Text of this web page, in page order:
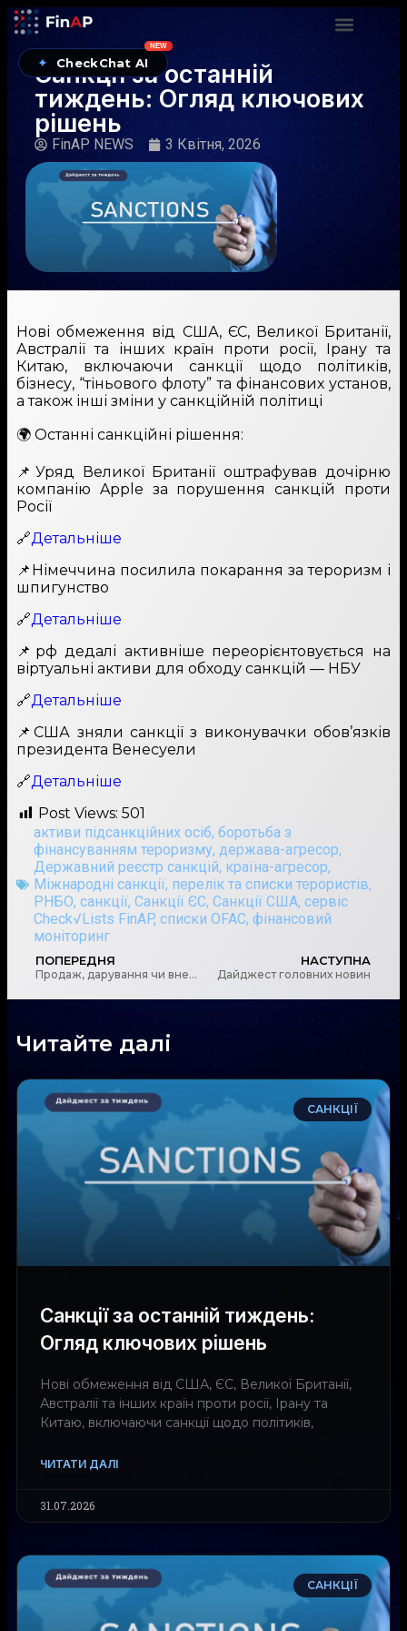
✦ CheckChat AI
NEW
Санкції за останній
тиждень: Огляд ключових
рішень
FinAP NEWS 3 Квітня, 2026
Нові обмеження від США, ЄС, Великої Британії,
Австралії та інших країн проти росії, Ірану та
Китаю, включаючи санкції щодо політиків,
бізнесу, “тіньового флоту” та фінансових установ,
а також інші зміни у санкційній політиці
🌍 Останні санкційні рішення:
📌Уряд Великої Британії оштрафував дочірню
компанію Apple за порушення санкцій проти
Росії
🔗Детальніше
📌Німеччина посилила покарання за тероризм і
шпигунство
🔗Детальніше
📌рф дедалі активніше переорієнтовується на
віртуальні активи для обходу санкцій — НБУ
🔗Детальніше
📌США зняли санкції з виконувачки обов’язків
президента Венесуели
🔗Детальніше
Post Views: 501
активи підсанкційних осіб, боротьба з
фінансуванням тероризму, держава-агресор,
Державний реєстр санкцій, країна-агресор,
Міжнародні санкції, перелік та списки терористів,
РНБО, санкції, Санкції ЄС, Санкції США, сервіс
Check√Lists FinAP, списки OFAC, фінансовий
моніторинг
ПОПЕРЕДНЯ
Продаж, дарування чи внесок у статутний капітал: коли співвласники не мають переважного права на частку
НАСТУПНА
Дайджест головних новин
Читайте далі
САНКЦІЇ
Санкції за останній тиждень:
Огляд ключових рішень
Нові обмеження від США, ЄС, Великої Британії,
Австралії та інших країн проти росії, Ірану та
Китаю, включаючи санкції щодо політиків,
ЧИТАТИ ДАЛІ
31.07.2026
САНКЦІЇ